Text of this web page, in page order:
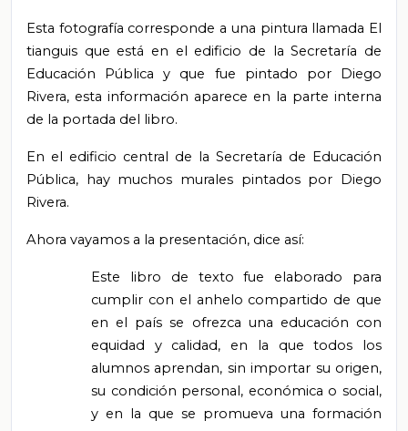
Esta fotografía corresponde a una pintura llamada El
tianguis que está en el edificio de la Secretaría de
Educación Pública y que fue pintado por Diego
Rivera, esta información aparece en la parte interna
de la portada del libro.
En el edificio central de la Secretaría de Educación
Pública, hay muchos murales pintados por Diego
Rivera.
Ahora vayamos a la presentación, dice así:
Este libro de texto fue elaborado para
cumplir con el anhelo compartido de que
en el país se ofrezca una educación con
equidad y calidad, en la que todos los
alumnos aprendan, sin importar su origen,
su condición personal, económica o social,
y en la que se promueva una formación